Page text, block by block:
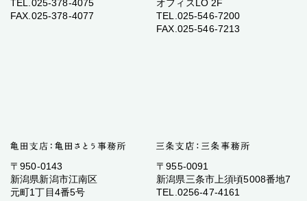
TEL.025-378-4075
FAX.025-378-4077
オフィスLO 2F
TEL.025-546-7200
FAX.025-546-7213
〒950-0143
新潟県新潟市江南区
元町1丁目4番5号
〒955-0091
新潟県三条市上須頃5008番地7
TEL.0256-47-4161